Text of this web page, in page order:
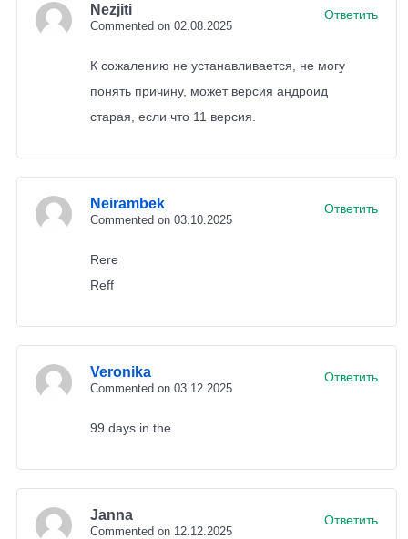
Nezjiti
Commented on 02.08.2025
К сожалению не устанавливается, не могу
понять причину, может версия андроид
старая, если что 11 версия.
Ответить
Neirambek
Commented on 03.10.2025
Rere
Reff
Ответить
Veronika
Commented on 03.12.2025
99 days in the
Ответить
Janna
Commented on 12.12.2025
Ответить